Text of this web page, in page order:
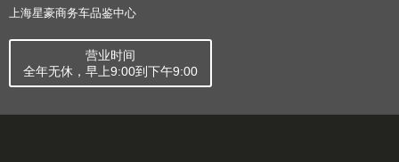
上海星豪商务车品鉴中心
营业时间
全年无休，早上9:00到下午9:00